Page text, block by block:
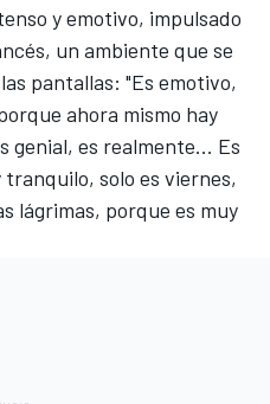
y emotivo, impulsado
un ambiente que se
pantallas: "Es emotivo,
ahora mismo hay
genial, es realmente... Es
solo es viernes,
lágrimas, porque es muy